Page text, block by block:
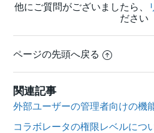
他にご質問がございましたら、
ださい
ページの先頭へ戻る
関連記事
外部ユーザーの管理者向けの機
コラボレータの権限レベルにつ